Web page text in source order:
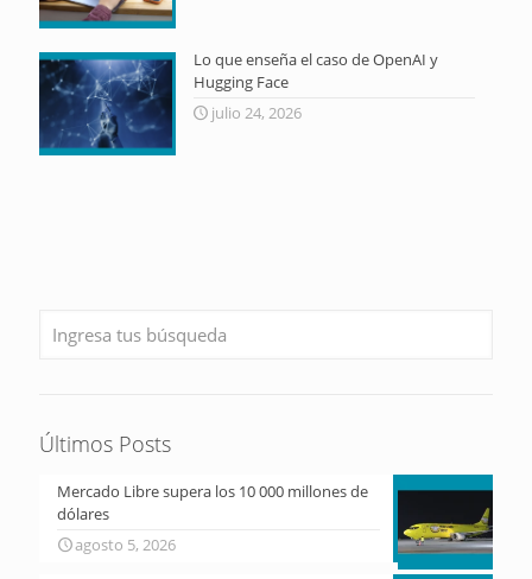
Lo que enseña el caso de OpenAI y
Hugging Face
julio 24, 2026
Últimos Posts
Mercado Libre supera los 10 000 millones de
dólares
agosto 5, 2026